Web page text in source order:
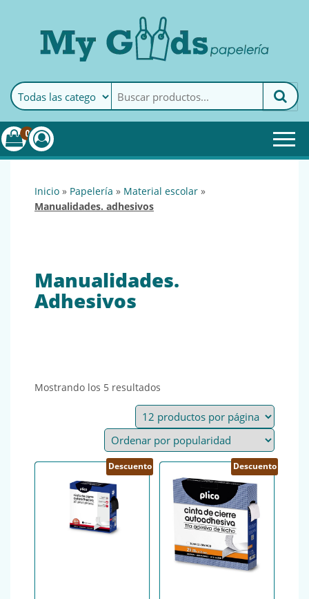
MyGoods · PapeleríaMy Goods es tu papelería
online de confianza. Podrás
encontrar todo lo necesario
0
inicio » papelería » material escolar »
manualidades. adhesivos
Manualidades.
Adhesivos
Mostrando los 5 resultados
Descuento Descuento